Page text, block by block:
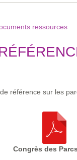
ressources
référence sur les
Congrès des